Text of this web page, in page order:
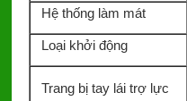
Hệ thống làm mát
Loại khởi động
Trang bị tay lái trợ lực